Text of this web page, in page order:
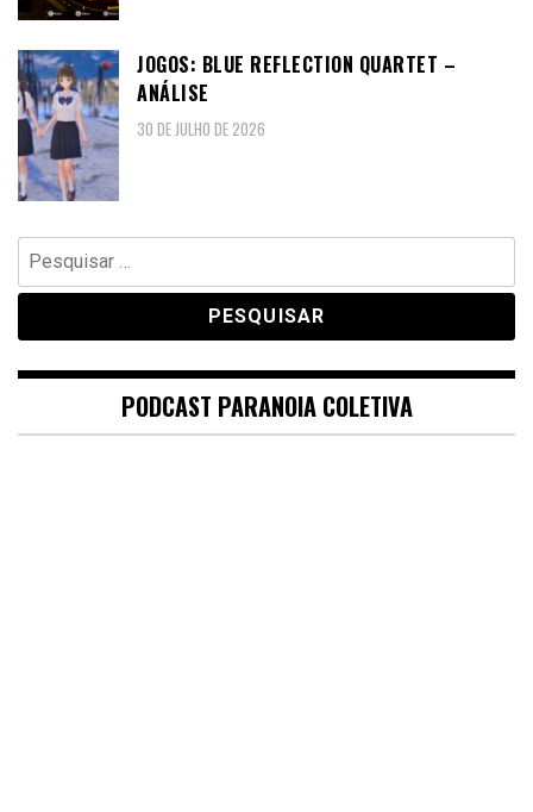
JOGOS: BLUE REFLECTION QUARTET –
ANÁLISE
30 DE JULHO DE 2026
Pesquisar
por:
PODCAST PARANOIA COLETIVA